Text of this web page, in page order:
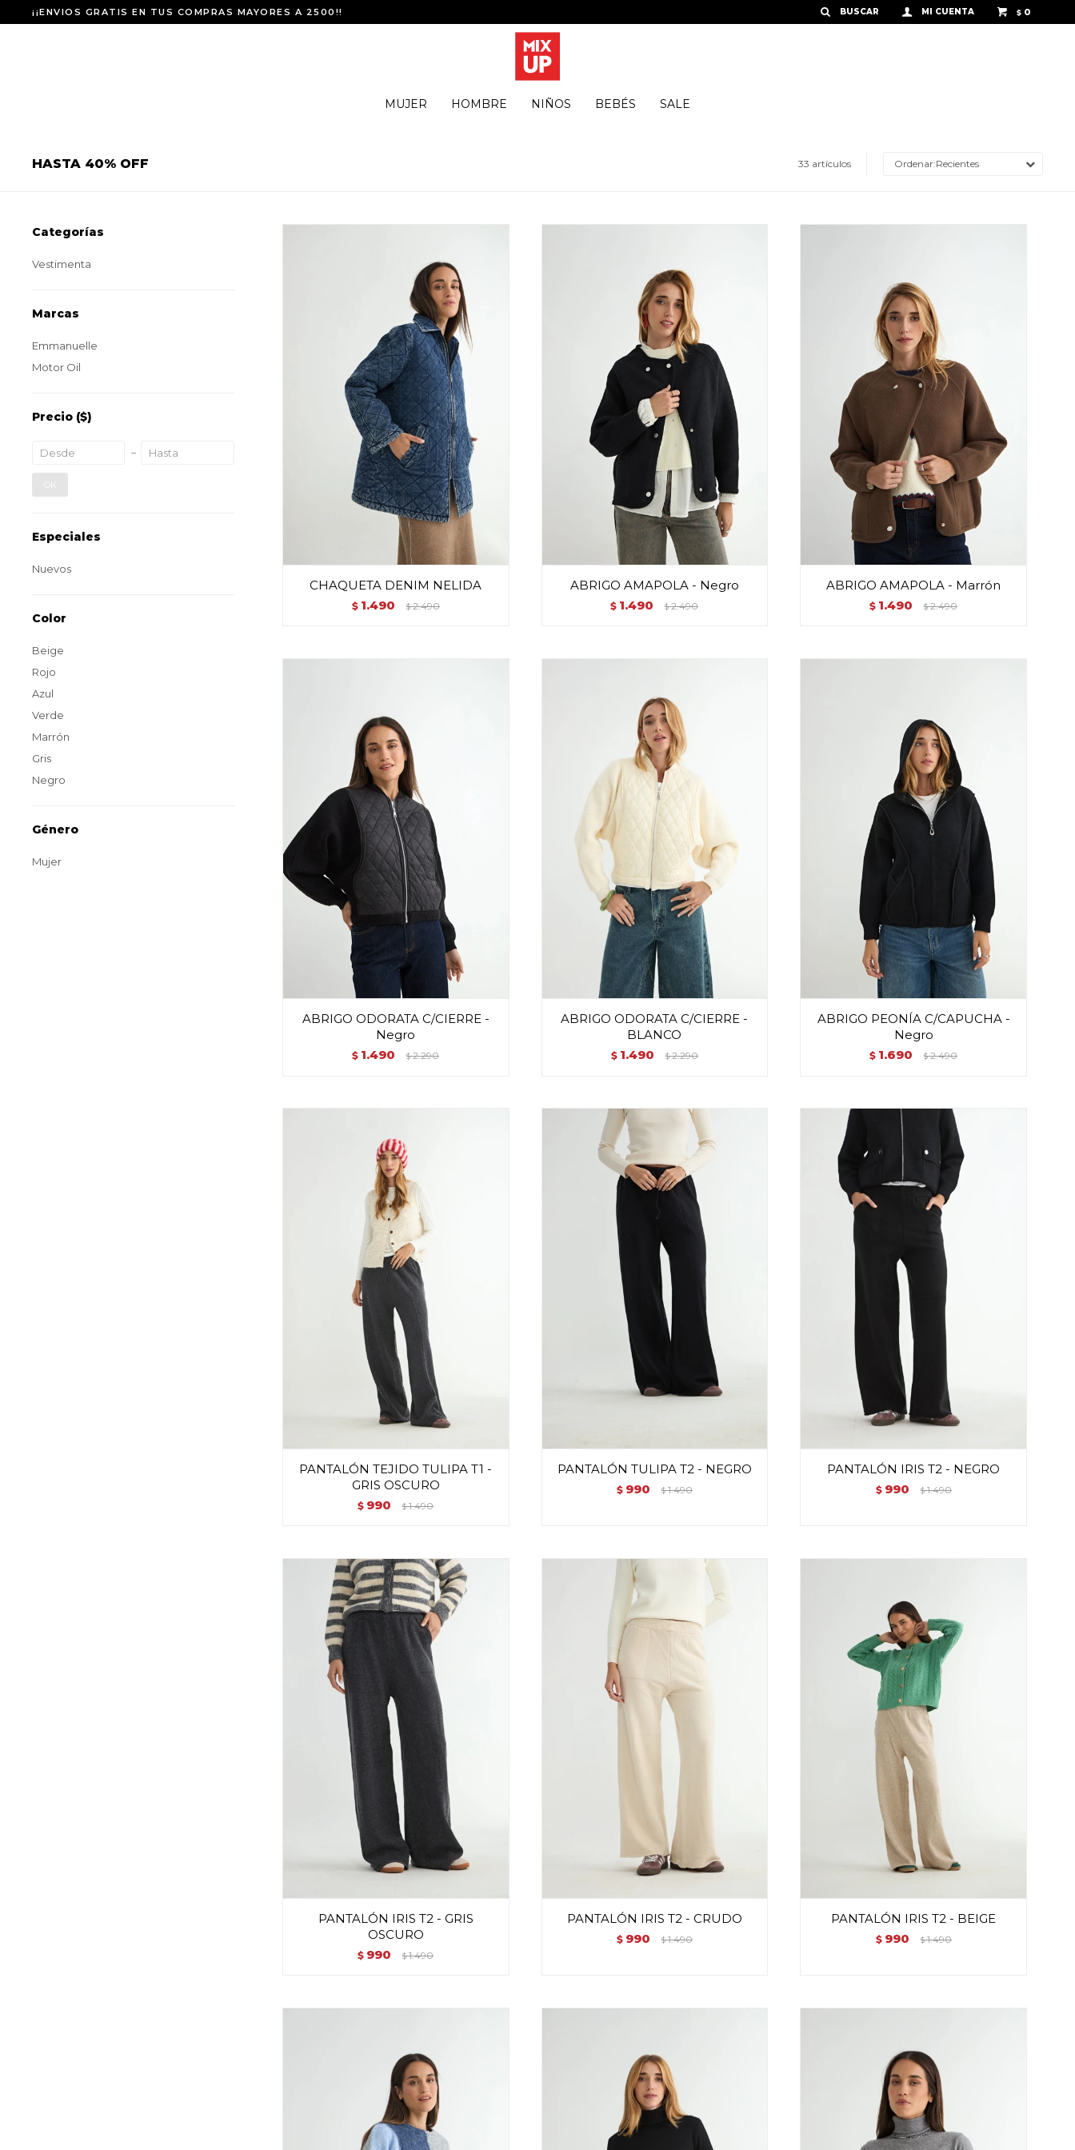
MUJER HOMBRE NIÑOS BEBÉS SALE
$ 0
¡¡ENVIOS GRATIS EN TUS COMPRAS MAYORES A 2500!!
HASTA 40% OFF 33 artículos Recientes
CHAQUETA DENIM NELIDA
$ 1.490 $ 2.490
ABRIGO AMAPOLA - Negro
$ 1.490 $ 2.490
ABRIGO AMAPOLA - Marrón
$ 1.490 $ 2.490
ABRIGO ODORATA C/CIERRE -
Negro
$ 1.490 $ 2.290
ABRIGO ODORATA C/CIERRE -
BLANCO
$ 1.490 $ 2.290
ABRIGO PEONÍA C/CAPUCHA -
Negro
$ 1.690 $ 2.490
PANTALÓN TEJIDO TULIPA T1 -
GRIS OSCURO
$ 990 $ 1.490
PANTALÓN TULIPA T2 - NEGRO
$ 990 $ 1.490
PANTALÓN IRIS T2 - NEGRO
$ 990 $ 1.490
PANTALÓN IRIS T2 - GRIS
OSCURO
$ 990 $ 1.490
PANTALÓN IRIS T2 - CRUDO
$ 990 $ 1.490
PANTALÓN IRIS T2 - BEIGE
$ 990 $ 1.490
Categorías
Vestimenta
Marcas
Emmanuelle
Motor Oil
Precio ($)
OK
Especiales
Nuevos
Color
Beige
Rojo
Azul
Verde
Marrón
Gris
Negro
Género
Mujer